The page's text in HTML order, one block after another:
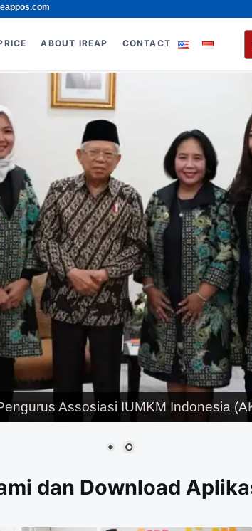
ABOUT IREAP CONTACT
Assosiasi IUMKM Indonesia
dan Download